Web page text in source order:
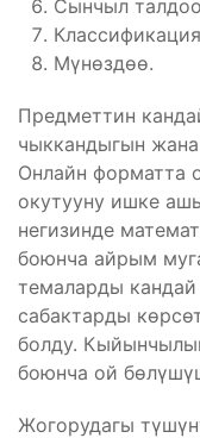
Сынчыл
Мүнөздөө.
Предметтин
чыккандыгын
Онлайн форматта
окутууну ишке
негизинде
боюнча айрым
темаларды
сабактарды
болду.
боюнча ой
Жогорудагы